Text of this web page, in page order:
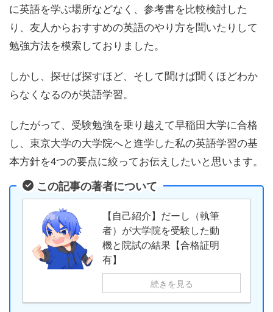
に英語を学ぶ場所などなく、参考書を比較検討した
り、友人からおすすめの英語のやり方を聞いたりして
勉強方法を模索しておりました。
しかし、探せば探すほど、そして聞けば聞くほどわか
らなくなるのが英語学習。
したがって、受験勉強を乗り越えて早稲田大学に合格
し、東京大学の大学院へと進学した私の英語学習の基
本方針を4つの要点に絞ってお伝えしたいと思います。
この記事の著者について
【自己紹介】だーし（執筆
者）が大学院を受験した動
機と院試の結果【合格証明
有】
続きを見る